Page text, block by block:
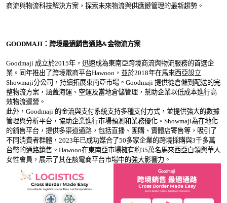
商流與物流科技解決方案，探索未來物流與供應鏈管理的最新趨勢。
GOODMAJI：跨境最適銷售通路&金物流方案
Goodmaji 成立於2015年，迅速成為東南亞跨境商流與物流服務的首選企
業。同年推出了跨境電商平台Hawooo，並於2018年在馬來西亞設立
Showmaji分公司，持續拓展東南亞市場。Goodmaji 提供從倉儲到配送的完
整物流方案，涵蓋海運、空運及當地倉儲管理，幫助企業以低成本進行高
效物流運營。
此外，Goodmaji 的金流與支付系統支持多種支付方式，並提供強大的數據
管理與分析平台，協助企業進行市場預測和業務優化。Showmaji為在地化
的銷售平台，提供多渠道通路，包括直播、團購、實體店寄售等，吸引了
不同消費者群體，2023年已成功媒合了50多家企業的跨境採購與3千多萬
台幣的通路銷售。Hawooo在東南亞市場擁有約35萬名馬來西亞白領與華人
女性會員，展示了其在該電商平台市場中的強大影響力。